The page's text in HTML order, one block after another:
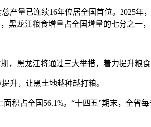
量已连续16年位居全国首位。2025年
黑龙江粮食增量占全国增量的七分之一
黑龙江将通过三大举措，着力提升粮食
，让黑土地越种越打粮。
占全国56.1%。“十四五”期末，全省